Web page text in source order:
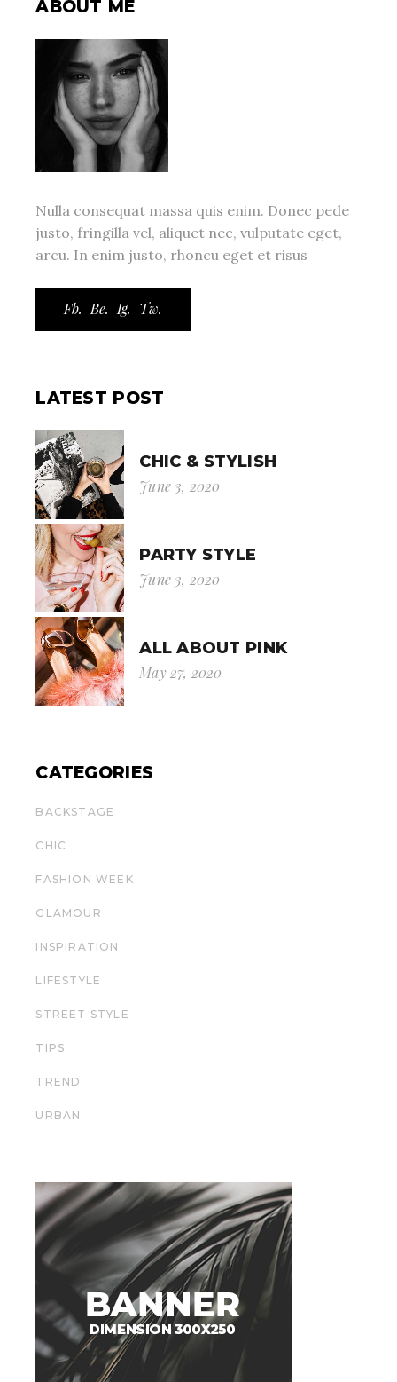
ABOUT ME
Nulla consequat massa quis enim. Donec pede
justo, fringilla vel, aliquet nec, vulputate eget,
arcu. In enim justo, rhoncu eget et risus
Fb. Be. Ig. Tw.
LATEST POST
CHIC & STYLISH
June 3, 2020
PARTY STYLE
June 3, 2020
ALL ABOUT PINK
May 27, 2020
CATEGORIES
BACKSTAGE
CHIC
FASHION WEEK
GLAMOUR
INSPIRATION
LIFESTYLE
STREET STYLE
TIPS
TREND
URBAN